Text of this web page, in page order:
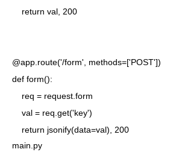
    return val, 200
@app.route('/form', methods=['POST'])
def form():
    req = request.form
    val = req.get('key')
    return jsonify(data=val), 200
main.py